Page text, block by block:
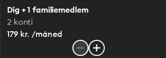
Dig + 1 familiemedlem
2 konti
179 kr. /måned